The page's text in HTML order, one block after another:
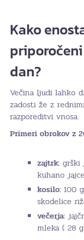
Kako
dan?
Večina ljudi lahko
zadosti že z
razporeditvi vnosa.
Primeri obrokov z
zajtrk: grški
kuhano
kosilo: 100
skodelice
večerja:
mleka ( 28